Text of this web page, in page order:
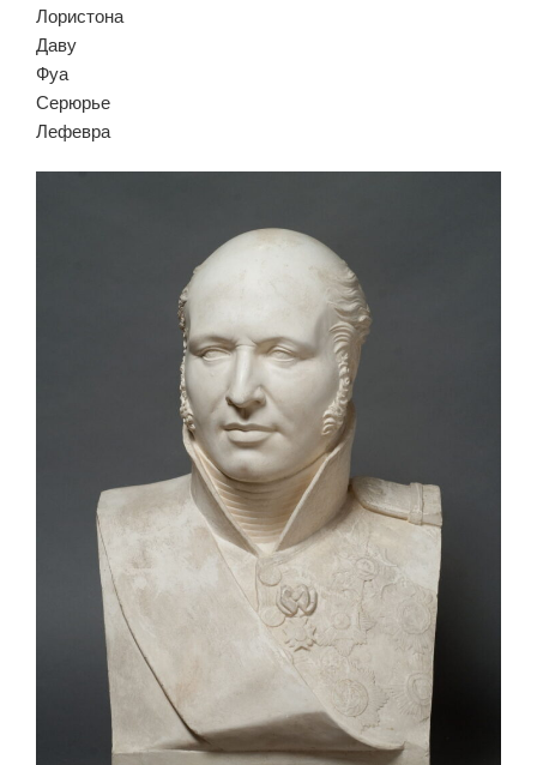
Лористона
Даву
Фуа
Серюрье
Лефевра